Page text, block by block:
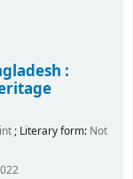
:
; Literary form: Not